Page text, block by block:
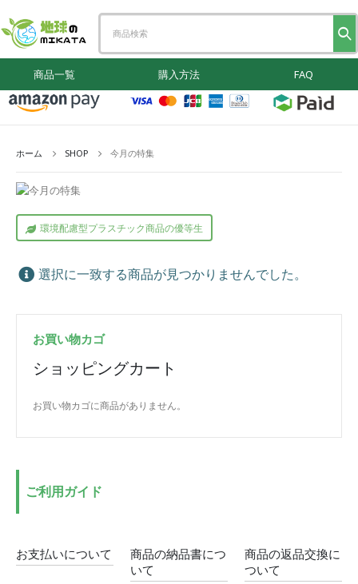
商品一覧 購入方法 FAQ
ホーム SHOP 今月の特集
環境配慮型プラスチック商品の優等生
選択に一致する商品が見つかりませんでした。
お買い物カゴ
ショッピングカート
お買い物カゴに商品がありません。
ご利用ガイド
お支払いについて
商品の納品書につ
いて
商品の返品交換に
ついて